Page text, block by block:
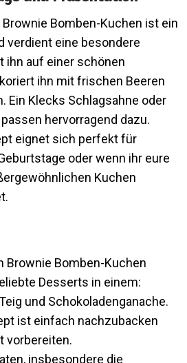
Brownie Bomben-Kuchen ist ein
verdient eine besondere
ihn auf einer schönen
ihn mit frischen Beeren
Ein Klecks Schlagsahne oder
hervorragend dazu.
eignet sich perfekt für
oder wenn ihr eure
Kuchen
Brownie Bomben-Kuchen
Desserts in einem:
und Schokoladenganache.
ist einfach nachzubacken
vorbereiten.
insbesondere die